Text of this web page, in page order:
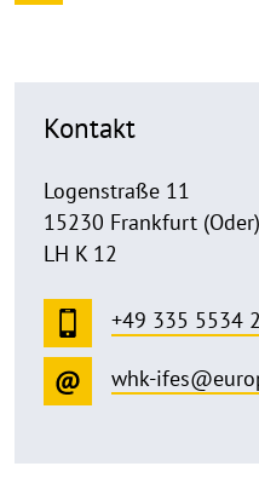
Kontakt
Logenstraße 11
15230 Frankfurt (Oder)
LH K 12
+49 335 5534
whk-